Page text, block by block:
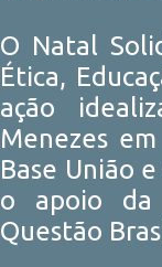
O Natal
Ética,
ação
Menezes
Base União
o apoio da
Questão